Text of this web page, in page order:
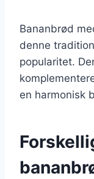
Bananbrød
denne
popularitet.
en harmonisk